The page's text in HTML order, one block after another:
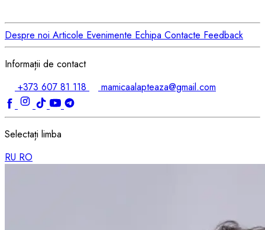
Despre noi Articole Evenimente Echipa Contacte Feedback
Informații de contact
+373 607 81 118
mamicaalapteaza@gmail.com
Selectați limba
RU RO